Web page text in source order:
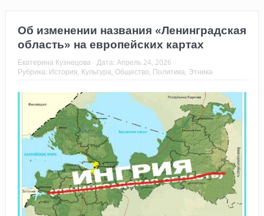
Об изменении названия «Ленинградская
область» на европейских картах
Екатерина Кузнецова Дата: Апрель 24, 2026
Рубрика: История, Культура, Общество, Политика, Этника